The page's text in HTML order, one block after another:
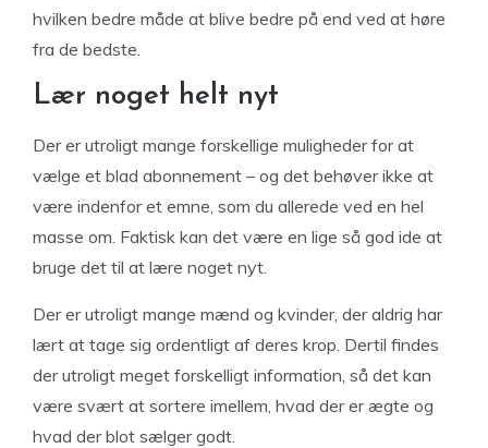
hvilken bedre måde at blive bedre på end ved at høre
fra de bedste.
Lær noget helt nyt
Der er utroligt mange forskellige muligheder for at
vælge et blad abonnement – og det behøver ikke at
være indenfor et emne, som du allerede ved en hel
masse om. Faktisk kan det være en lige så god ide at
bruge det til at lære noget nyt.
Der er utroligt mange mænd og kvinder, der aldrig har
lært at tage sig ordentligt af deres krop. Dertil findes
der utroligt meget forskelligt information, så det kan
være svært at sortere imellem, hvad der er ægte og
hvad der blot sælger godt.